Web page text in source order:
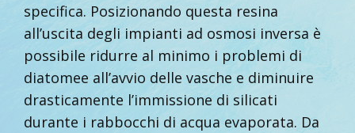
specifica. Posizionando questa resina
all’uscita degli impianti ad osmosi inversa è
possibile ridurre al minimo i problemi di
diatomee all’avvio delle vasche e diminuire
drasticamente l’immissione di silicati
durante i rabbocchi di acqua evaporata. Da